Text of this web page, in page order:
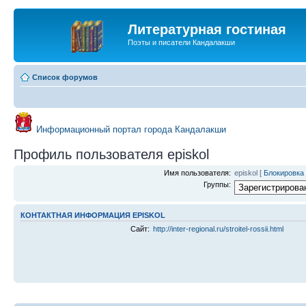
Литературная гостиная
Поэты и писатели Кандалакши
Список форумов
Информационный портал города Кандалакши
Профиль пользователя episkol
Имя пользователя: episkol [ Блокировка
Группы:
КОНТАКТНАЯ ИНФОРМАЦИЯ EPISKOL
Сайт: http://inter-regional.ru/stroitel-rossii.html